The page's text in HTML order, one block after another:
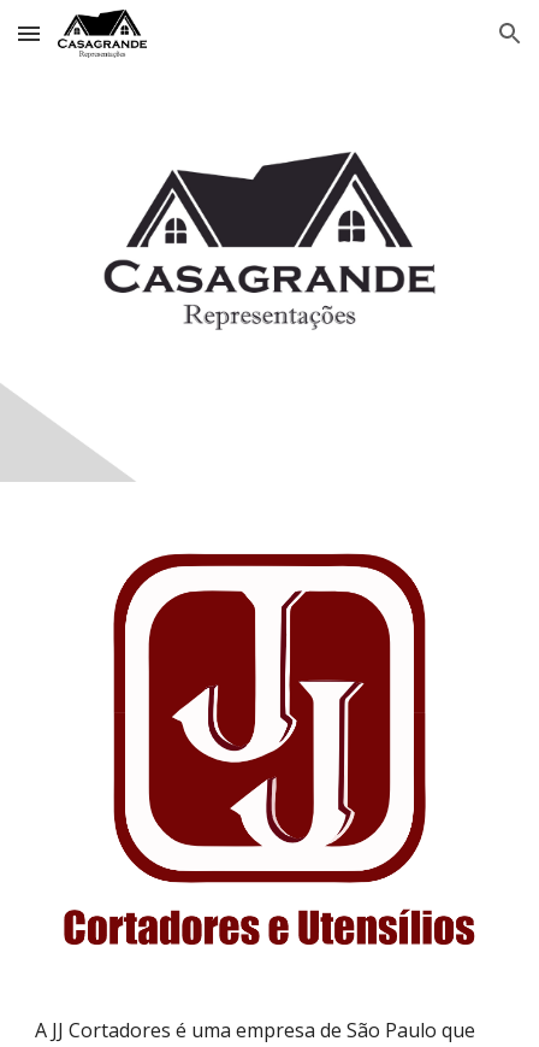
Skip to main content Skip to navigation
A JJ Cortadores é uma empresa de São Paulo que